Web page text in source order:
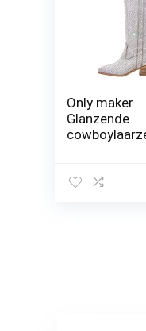
Only maker
Glanzende
laarzen,